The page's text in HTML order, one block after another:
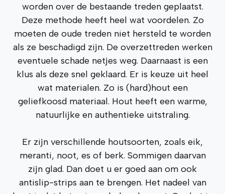
worden over de bestaande treden geplaatst.
Deze methode heeft heel wat voordelen. Zo
moeten de oude treden niet hersteld te worden
als ze beschadigd zijn. De overzettreden werken
eventuele schade netjes weg. Daarnaast is een
klus als deze snel geklaard. Er is keuze uit heel
wat materialen. Zo is (hard)hout een
geliefkoosd materiaal. Hout heeft een warme,
natuurlijke en authentieke uitstraling.
Er zijn verschillende houtsoorten, zoals eik,
meranti, noot, es of berk. Sommigen daarvan
zijn glad. Dan doet u er goed aan om ook
antislip-strips aan te brengen. Het nadeel van